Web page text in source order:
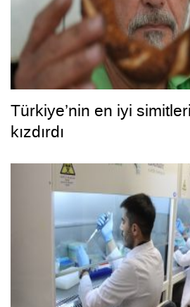
Türkiye’nin en iyi
kızdırdı